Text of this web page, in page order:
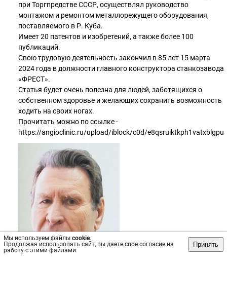
Мы используем файлы cookie.
Продолжая использовать сайт, вы даете свое согласие на
работу с этими файлами.
Принять
при Торгпредстве СССР, осуществлял руководство
монтажом и ремонтом металлорежущего оборудования,
поставляемого в Р. Куба.
Имеет 20 патентов и изобретений, а также более 100
публикаций.
Свою трудовую деятельность закончил в 85 лет 15 марта
2024 года в должности главного конструктора станкозавода
«ФРЕСТ».
Статья будет очень полезна для людей, заботящихся о
собственном здоровье и желающих сохранить возможность
ходить на своих ногах.
Прочитать можно по ссылке -
https://angioclinic.ru/upload/iblock/c0d/